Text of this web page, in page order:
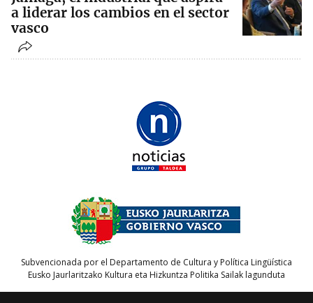
a liderar los cambios en el sector
vasco
Subvencionada por el Departamento de Cultura y Política Lingüística
Eusko Jaurlaritzako Kultura eta Hizkuntza Politika Sailak lagunduta